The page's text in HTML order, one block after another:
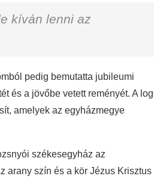
kíván lenni az
pedig bemutatta jubileumi
és a jövőbe vetett reményét. A
amelyek az egyházmegye
székesegyház az
arany szín és a kör Jézus Krisztus